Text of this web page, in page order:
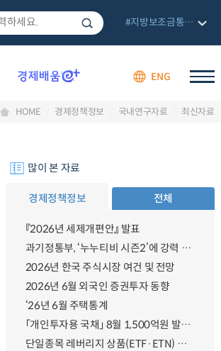
ENG
#지방보조금통합관리망
HOME 경제정책정보 국내연구자료 최신자료
많이 본 자료
경제정책정보 전체
『2026년 세제개편안』 발표
과기정통부, ‘누누티비 시즌2’에 강력 대응 의지 밝혀
2026년 한국 주식시장 여건 및 전망
2026년 6월 외국인 증권투자 동향
‘26년 6월 주택통계
「개인투자용 국채」 8월 1,500억원 발행 예정
단일종목 레버리지 상품(ETF·ETN) 기본예탁금 강화 조기시행 방안 안내